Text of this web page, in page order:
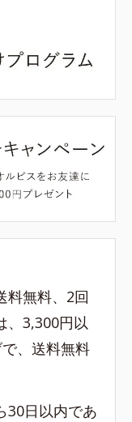
料無料、2回
、3,300円以
、送料無料
30日以内であ